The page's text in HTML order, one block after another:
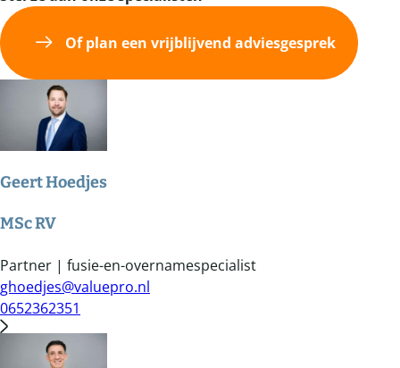
Of plan een vrijblijvend adviesgesprek
Geert Hoedjes
MSc RV
Partner | fusie-en-overnamespecialist
ghoedjes@valuepro.nl
0652362351